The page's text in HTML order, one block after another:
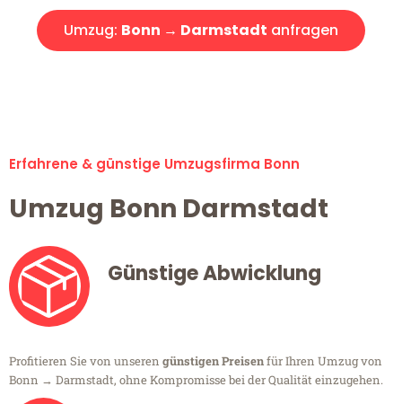
Umzug: Bonn → Darmstadt anfragen
Erfahrene & günstige Umzugsfirma Bonn
Umzug Bonn Darmstadt
Günstige Abwicklung
Profitieren Sie von unseren günstigen Preisenfür Ihren Umzug von
Bonn → Darmstadt, ohne Kompromisse bei der Qualität einzugehen.